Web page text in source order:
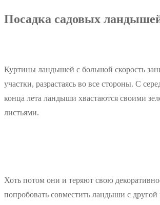
Посадка садовых
Куртины ландышей с большой скорость
участки, разрастаясь во все стороны. С
конца лета ландыши хвастаются своими
листьями.
Хоть потом они и теряют свою
попробовать совместить ландыши с другой